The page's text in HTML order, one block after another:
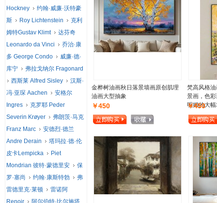
金桦树油画秋日落景墙画原创肌理
油画大型抽象
￥450
梵高风格
景画，色
明媚的大
￥450
Hockney
约翰·威廉·沃特豪
斯
Roy Lichtenstein
克利
姆特Gustav Klimt
达芬奇
Leonardo da Vinci
乔治·康
多 George Condo
威廉·德·
库宁
弗拉戈纳尔 Fragonard
西斯莱 Alfred Sisley
汉斯·
冯·亚琛 Aachen
安格尔
Ingres
克罗耶 Peder
Severin Krøyer
弗朗茨·马克
Franz Marc
安德烈·德兰
Andre Derain
塔玛拉·德·伦
皮卡Lempicka
Piet
Mondrian 彼特·蒙德里安
保
罗·塞尚
约翰·康斯特勃
弗
雷德里克·莱顿
雷诺阿
Renoir
阿尔伯特·比尔施塔